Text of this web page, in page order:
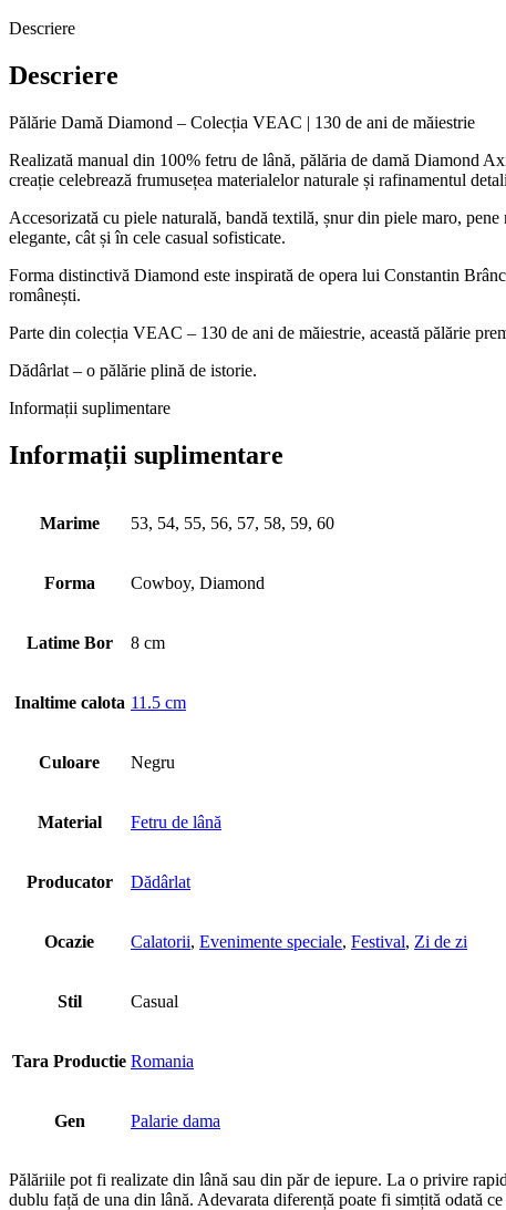
Descriere
Descriere
Pălărie Damă Diamond – Colecția VEAC | 130 de ani de măiestrie
Realizată manual din 100% fetru de lână, pălăria de damă Diamond
creație celebrează frumusețea materialelor naturale și rafinamentul
Accesorizată cu piele naturală, bandă textilă, șnur din piele maro,
elegante, cât și în cele casual sofisticate.
Forma distinctivă Diamond este inspirată de opera lui Constantin
românești.
Parte din colecția VEAC – 130 de ani de măiestrie, această pălărie
Dădârlat – o pălărie plină de istorie.
Informații suplimentare
Informații suplimentare
Marime 53, 54, 55, 56, 57, 58, 59, 60
Forma Cowboy, Diamond
Latime Bor 8 cm
Inaltime calota 11.5 cm
Culoare Negru
Material Fetru de lână
Producator Dădârlat
Ocazie Calatorii, Evenimente speciale, Festival, Zi de zi
Stil Casual
Tara Productie Romania
Gen Palarie dama
Pălăriile pot fi realizate din lână sau din păr de iepure. La o privire
dublu față de una din lână. Adevarata diferență poate fi simțită odată